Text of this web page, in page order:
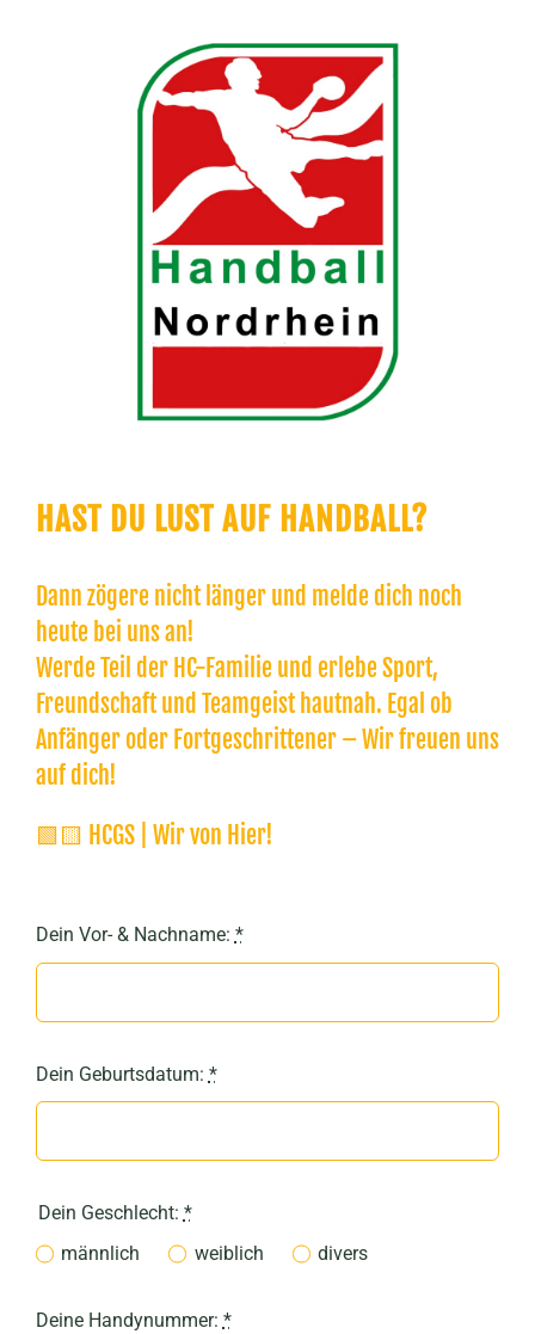
HAST DU LUST AUF HANDBALL?
Dann zögere nicht länger und melde dich noch
heute bei uns an!
Werde Teil der HC-Familie und erlebe Sport,
Freundschaft und Teamgeist hautnah. Egal ob
Anfänger oder Fortgeschrittener – Wir freuen uns
auf dich!
🟩🟨 HCGS | Wir von Hier!
Dein Vor- & Nachname: *
Dein Geburtsdatum: *
Dein Geschlecht: *
männlich
weiblich divers
Deine Handynummer: *